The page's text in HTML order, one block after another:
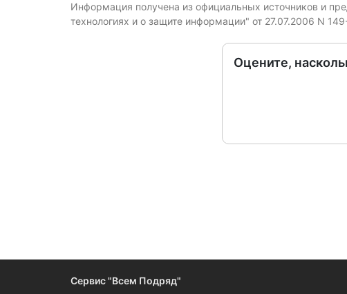
Информация получена из официальных источников и
технологиях и о защите информации" от 27.07.2006 N
Оцените,
Сервис "Всем Подряд"